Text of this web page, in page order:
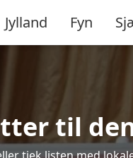
Jylland Fyn
til